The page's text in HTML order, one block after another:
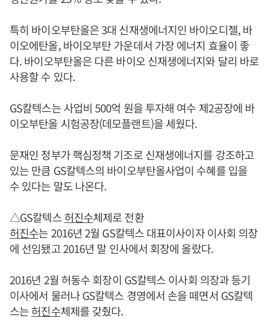
특히 바이오부탄올은 3대 신재생에너지인 바이오디젤, 바
이오에탄올, 바이오부탄 가운데서 가장 에너지 효율이 좋
다. 바이오부탄올은 다른 바이오 신재생에너지와 달리 바로
사용할 수 있다.
GS칼텍스는 사업비 500억 원을 투자해 여수 제2공장에 바
이오부탄올 시험공장(데모플랜트)을 세웠다.
문재인 정부가 핵심정책 기조로 신재생에너지를 강조하고
있는 만큼 GS칼텍스의 바이오부탄올사업이 수혜를 입을
수 있다는 말도 나온다.
△GS칼텍스허진수체제로 전환
허진수는 2016년 2월 GS칼텍스 대표이사이자 이사회 의장
에 선임됐고 2016년 말 인사에서 회장에 올랐다.
2016년 2월 허동수 회장이 GS칼텍스 이사회 의장과 등기
이사에서 물러나 GS칼텍스 경영에서 손을 떼면서 GS칼텍
스는허진수체제를 갖췄다.